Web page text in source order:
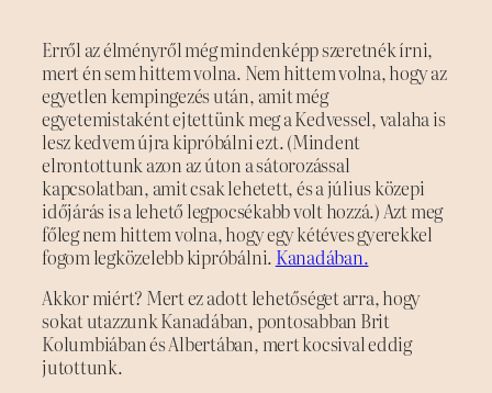
Erről az élményről még mindenképp szeretnék írni,
mert én sem hittem volna. Nem hittem volna, hogy az
egyetlen kempingezés után, amit még
egyetemistaként ejtettünk meg a Kedvessel, valaha is
lesz kedvem újra kipróbálni ezt. (Mindent
elrontottunk azon az úton a sátorozással
kapcsolatban, amit csak lehetett, és a július közepi
időjárás is a lehető legpocsékabb volt hozzá.) Azt meg
főleg nem hittem volna, hogy egy kétéves gyerekkel
fogom legközelebb kipróbálni. Kanadában.
Akkor miért? Mert ez adott lehetőséget arra, hogy
sokat utazzunk Kanadában, pontosabban Brit
Kolumbiában és Albertában, mert kocsival eddig
jutottunk.